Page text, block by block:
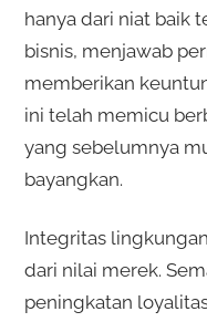
hanya dari niat baik
bisnis, menjawab
memberikan
ini telah memicu
yang sebelumnya
bayangkan.
Integritas
dari nilai merek.
peningkatan